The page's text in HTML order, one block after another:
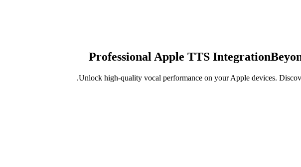
Professional Apple TTS Integration
Unlock high-quality vocal performance on your Apple devices.